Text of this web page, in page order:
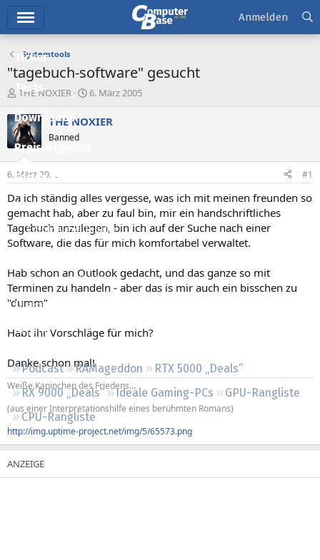
Ticker
Tests
Downloads
Preisvergleich
Forum
Aktuelles
Empfohlene Inhalte
Neueste Aktivitäten
Leserartikel
Regeln
Podcast RAMageddon
RTX 5000 „Deals“
RX 9000 „Deals“
Ideale Gaming-PCs
GPU-Rangliste
CPU-Rangliste
Anmelden
Systemtools
"tagebuch-software" gesucht
E
s
t
e
l
e
r
THE NOXIER
E
s
t
a
6. März 2005
THE NOXIER
Banned
6. März 2005 #1
Da ich ständig alles vergesse, was ich mit meinen freunden so
gemacht hab, aber zu faul bin, mir ein handschriftliches
Tagebuch anzulegen, bin ich auf der Suche nach einer
Software, die das für mich komfortabel verwaltet.
Hab schon an Outlook gedacht, und das ganze so mit
Terminen zu handeln - aber das is mir auch ein bisschen zu
"dumm"
Habt ihr Vorschläge für mich?
Danke schon mal!
Weiße Kaninchen des Friedens...
(aus einer Interpretationshilfe eines berühmten Romans)
http://img.uptime-project.net/img/5/65573.png